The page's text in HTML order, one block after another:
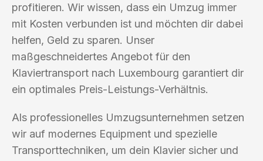
profitieren. Wir wissen, dass ein Umzug immer
mit Kosten verbunden ist und möchten dir dabei
helfen, Geld zu sparen. Unser
maßgeschneidertes Angebot für den
Klaviertransport nach Luxembourg garantiert dir
ein optimales Preis-Leistungs-Verhältnis.
Als professionelles Umzugsunternehmen setzen
wir auf modernes Equipment und spezielle
Transporttechniken, um dein Klavier sicher und